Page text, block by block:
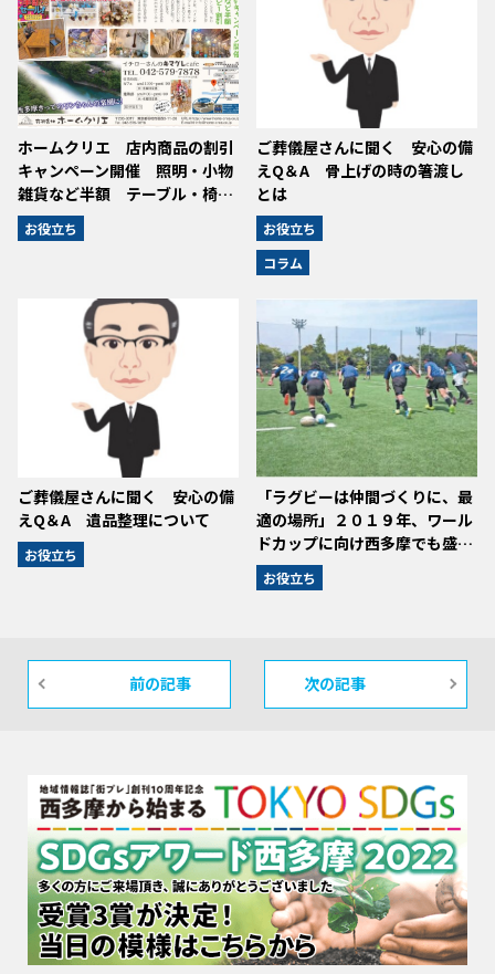
ホームクリエ 店内商品の割引
キャンペーン開催 照明・小物
雑貨など半額 テーブル・椅…
お役立ち
ご葬儀屋さんに聞く 安心の備
えQ＆A 骨上げの時の箸渡し
とは
お役立ち
コラム
ご葬儀屋さんに聞く 安心の備
えQ＆A 遺品整理について
お役立ち
「ラグビーは仲間づくりに、最
適の場所」２０１９年、ワール
ドカップに向け西多摩でも盛…
お役立ち
前の記事 次の記事